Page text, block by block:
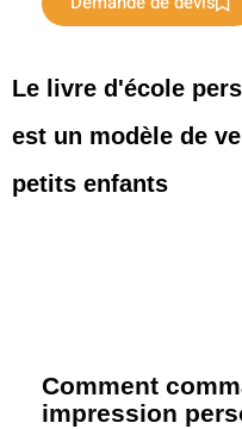
Le livre d'école
est un modèle de
petits enfants
Comment
impression